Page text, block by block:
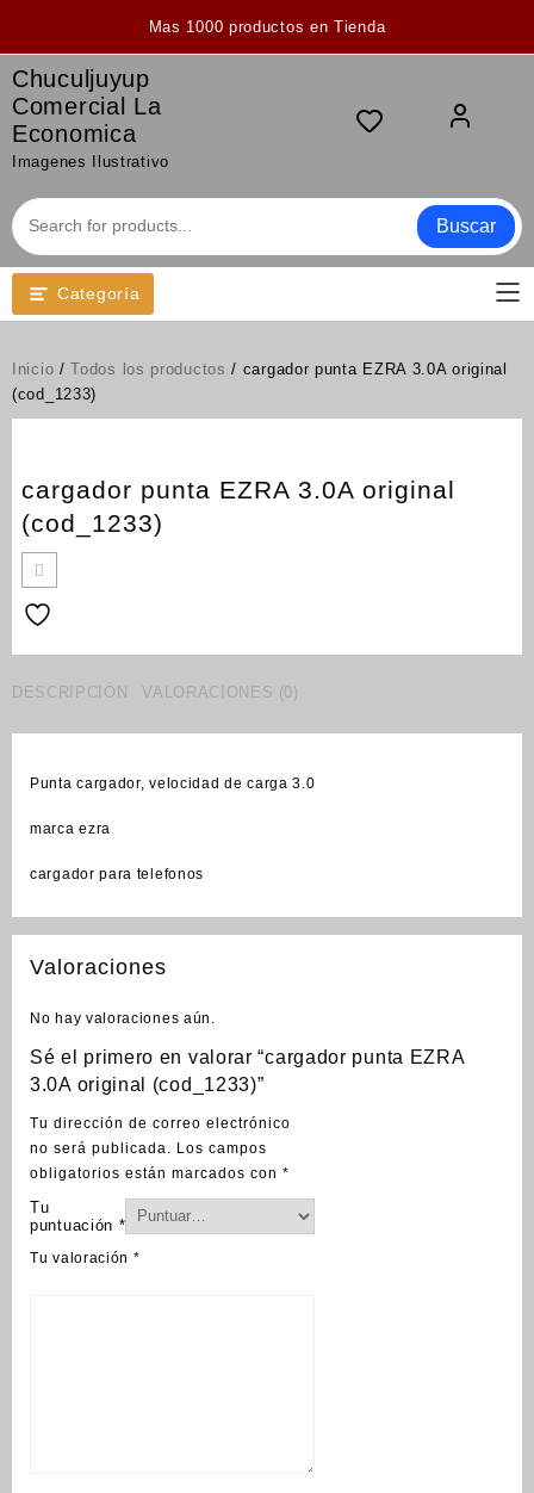
Mas 1000 productos en Tienda
Chuculjuyup
Comercial La
Economica
Imagenes Ilustrativo
Buscar
Categoría
Inicio /Todos los productos / cargador punta EZRA 3.0A original
(cod_1233)
cargador punta EZRA 3.0A original
(cod_1233)
DESCRIPCIÓN VALORACIONES (0)
Punta cargador, velocidad de carga 3.0
marca ezra
cargador para telefonos
Valoraciones
No hay valoraciones aún.
Sé el primero en valorar “cargador punta EZRA
3.0A original (cod_1233)”
Tu dirección de correo electrónico
no será publicada.
Los campos
obligatorios están marcados con *
Tu
puntuación *
Tu valoración *